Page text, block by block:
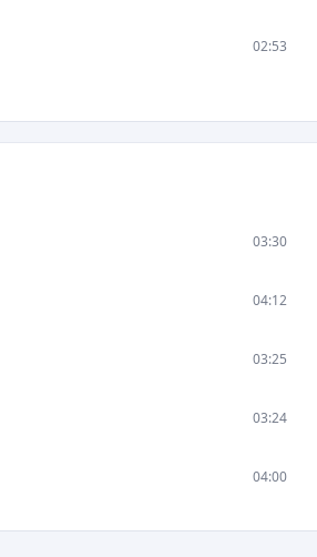
02:53
03:30
04:12
03:25
03:24
04:00